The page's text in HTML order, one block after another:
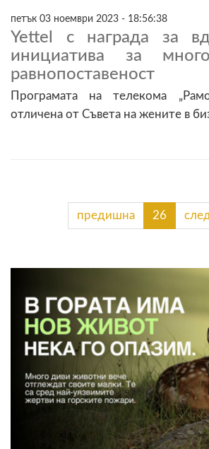
петък 03 ноември 2023 - 18:56:38
Yettel с награда за
инициатива за
равнопоставеност
Програмата на телекома
отличена от Съвета на жените в
предишна 26